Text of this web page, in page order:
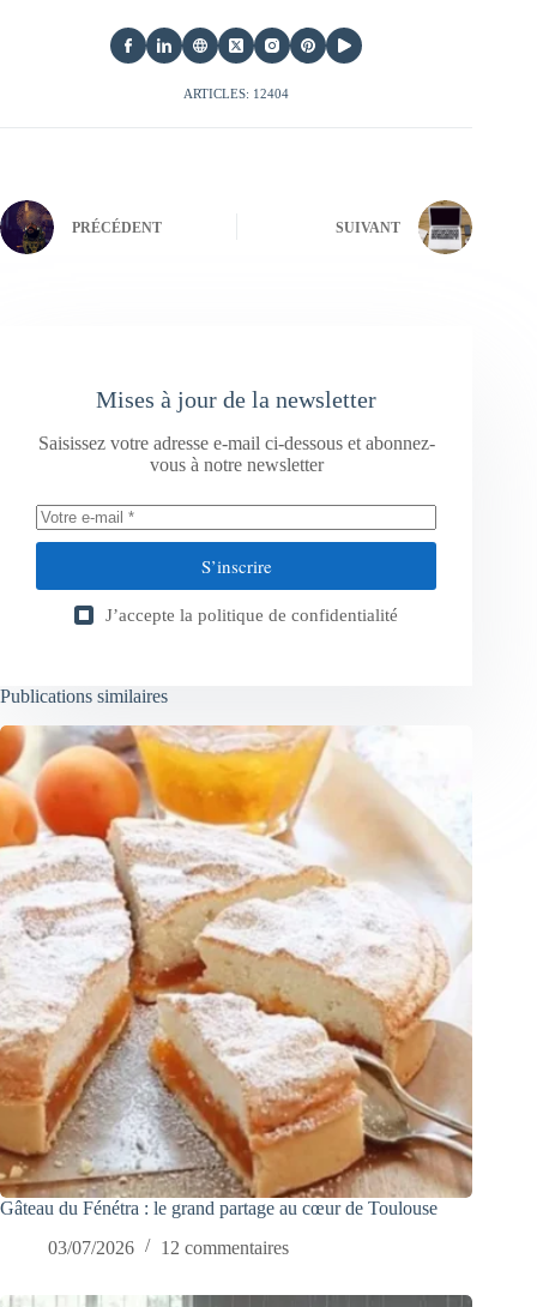
ARTICLES: 12404
PRÉCÉDENT SUIVANT
Mises à jour de la newsletter
Saisissez votre adresse e-mail ci-dessous et abonnez-
vous à notre newsletter
S’inscrire
J’accepte la politique de confidentialité
Publications similaires
Gâteau du Fénétra : le grand partage au cœur de Toulouse
03/07/2026
12 commentaires